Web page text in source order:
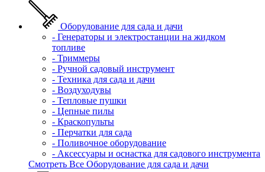
Оборудование для сада и дачи
- Генераторы и электростанции на жидком
топливе
- Триммеры
- Ручной садовый инструмент
- Техника для сада и дачи
- Воздуходувы
- Тепловые пушки
- Цепные пилы
- Краскопульты
- Перчатки для сада
- Поливочное оборудование
- Аксессуары и оснастка для садового инструмента
Смотреть Все Оборудование для сада и дачи